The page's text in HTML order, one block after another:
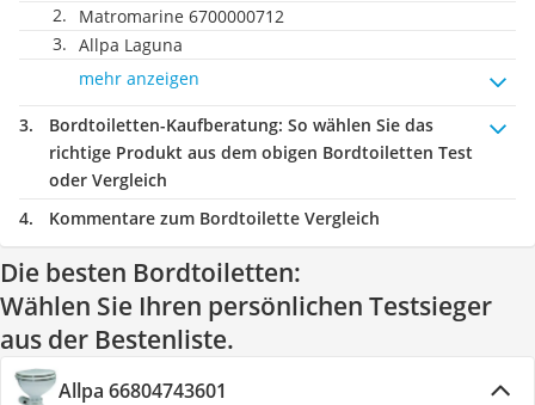
Matromarine 6700000712
Allpa Laguna
mehr anzeigen
Bordtoiletten-Kaufberatung: So wählen Sie das
richtige Produkt aus dem obigen Bordtoiletten Test
oder Vergleich
Kommentare zum Bordtoilette Vergleich
Die besten Bordtoiletten:
Wählen Sie Ihren persönlichen Testsieger
aus der Bestenliste.
Allpa 66804743601